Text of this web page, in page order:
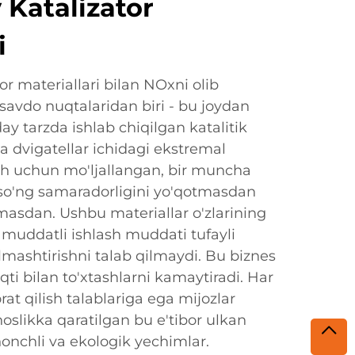
Katalizator
materiallari bilan NOxni olib
nuqtalaridan biri - bu joydan
tarzda ishlab chiqilgan katalitik
dvigatellar ichidagi ekstremal
uchun mo'ljallangan, bir muncha
samaradorligini yo'qotmasdan
Ushbu materiallar o'zlarining
ishlash muddati tufayli
talab qilmaydi. Bu biznes
bilan to'xtashlarni kamaytiradi. Har
qilish talablariga ega mijozlar
qaratilgan bu e'tibor ulkan
va ekologik yechimlar.